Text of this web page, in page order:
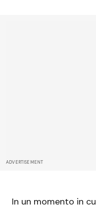
ADVERTISEMENT
In un momento in